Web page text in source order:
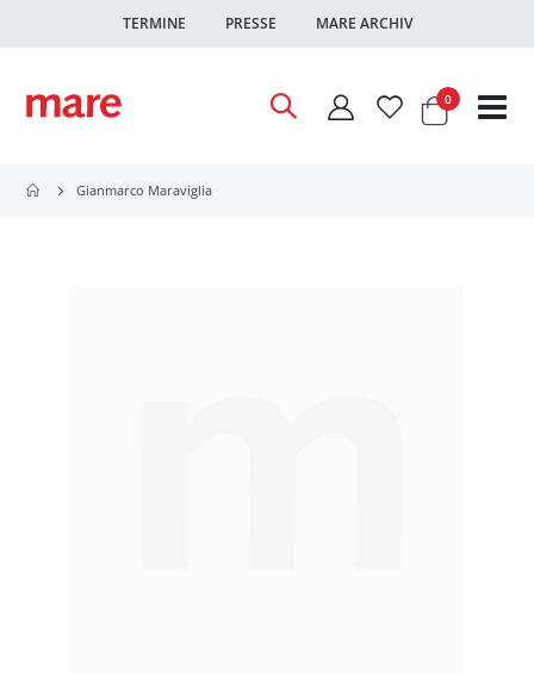
TERMINE PRESSE MARE ARCHIV
Warenkorb
0Artikel
Gianmarco Maraviglia